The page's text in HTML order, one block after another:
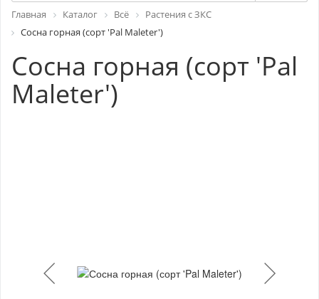
Главная Каталог Всё
Растения с ЗКС
Сосна горная (сорт 'Pal Maleter')
Сосна горная (сорт 'Pal
Maleter')